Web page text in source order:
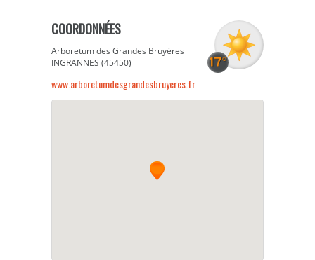
COORDONNÉES
Arboretum des Grandes Bruyères
INGRANNES (45450)
www.arboretumdesgrandesbruyeres.fr